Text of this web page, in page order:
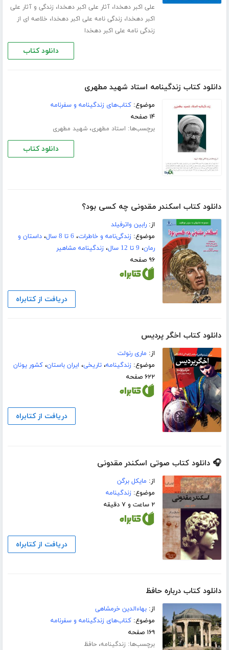
علی اکبر دهخدا،آثار علی اکبر دهخدا، زندگی و آثار علی
اکبر دهخدا، زندگی نامه علی اکبر دهخدا، خلاصه ای از
زندگی نامه علی اکبر دهخدا
دانلود کتاب
دانلود کتاب زندگینامه استاد شهید مطهری
موضوع:کتاب‌های زندگینامه و سفرنامه
۱۴ صفحه
برچسب‌ها: استاد مطهری،شهید مطهری
دانلود کتاب
دانلود کتاب اسکندر مقدونی چه کسی بود؟
از:رابین واترفیلد
موضوع:زندگی‌نامه و خاطرات، 6 تا 8 سال ،داستان و
رمان، 9 تا 12 سال ،زندگینامه مشاهیر
۹۶ صفحه
دریافت از کتابراه
دانلود کتاب اخگر پردیس
از: ماری رنولت
موضوع:زندگینامه،تاریخی، ایران باستان،کشور یونان
۶۲۲ صفحه
دریافت از کتابراه
🎧 دانلود کتاب صوتی اسکندر مقدونی
از: مایکل برگن
موضوع:زندگینامه
۲ ساعت و ۷ دقیقه
دریافت از کتابراه
دانلود کتاب درباره حافظ
از:بهاءالدین خرمشاهی
موضوع:کتاب‌های زندگینامه و سفرنامه
۱۶۹ صفحه
برچسب‌ها: زندگینامه،حافظ